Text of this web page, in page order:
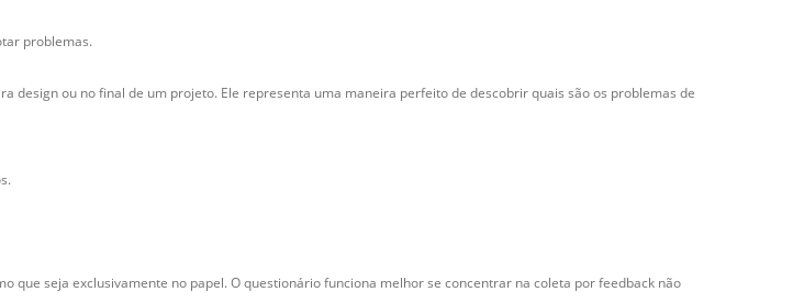
problemas.
design ou no final de um projeto. Ele representa uma maneira perfeito de descobrir quais são os problemas de
seja exclusivamente no papel. O questionário funciona melhor se concentrar na coleta por feedback não